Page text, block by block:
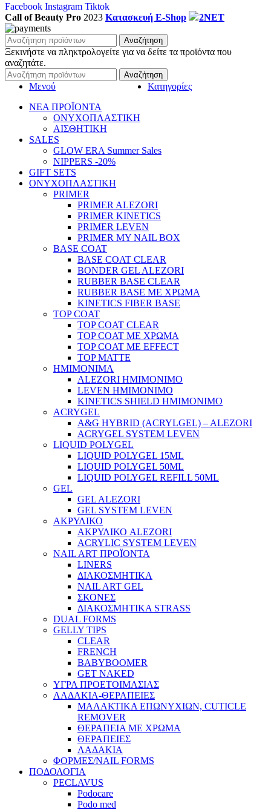
Facebook Instagram Tiktok
Call of Beauty Pro 2023 Κατασκευή E-Shop 2NET
Αναζήτηση
Ξεκινήστε να πληκτρολογείτε για να δείτε τα προϊόντα που
αναζητάτε.
Αναζήτηση
Μενού
Κατηγορίες
ΝΕΑ ΠΡΟΪΟΝΤΑ
ΟΝΥΧΟΠΛΑΣΤΙΚΗ
ΑΙΣΘΗΤΙΚΗ
SALES
GLOW ERA Summer Sales
NIPPERS -20%
GIFT SETS
ΟΝΥΧΟΠΛΑΣΤΙΚΗ
PRIMER
PRIMER ALEZORI
PRIMER KINETICS
PRIMER LEVEN
PRIMER MY NAIL BOX
BASE COAT
BASE COAT CLEAR
BONDER GEL ALEZORI
RUBBER BASE CLEAR
RUBBER BASE ΜΕ ΧΡΩΜΑ
KINETICS FIBER BASE
TOP COAT
TOP COAT CLEAR
TOP COAT ΜΕ ΧΡΩΜΑ
TOP COAT ΜΕ EFFECT
TOP MATTE
ΗΜΙΜΟΝΙΜΑ
ALEZORI ΗΜΙΜΟΝΙΜΟ
LEVEN ΗΜΙΜΟΝΙΜΟ
KINETICS SHIELD ΗΜΙΜΟΝΙΜΟ
ACRYGEL
A&G HYBRID (ACRYLGEL) – ALEZORI
ACRYGEL SYSTEM LEVEN
LIQUID POLYGEL
LIQUID POLYGEL 15ML
LIQUID POLYGEL 50ML
LIQUID POLYGEL REFILL 50ML
GEL
GEL ALEZORI
GEL SYSTEM LEVEN
ΑΚΡΥΛΙΚΟ
ΑΚΡΥΛΙΚΟ ALEZORI
ACRYLIC SYSTEM LEVEN
NAIL ART ΠΡΟΪΟΝΤΑ
LINERS
ΔΙΑΚΟΣΜΗΤΙΚΑ
NAIL ART GEL
ΣΚΟΝΕΣ
ΔΙΑΚΟΣΜΗΤΙΚΑ STRASS
DUAL FORMS
GELLY TIPS
CLEAR
FRENCH
BABYBOOMER
GET NAKED
ΥΓΡΑ ΠΡΟΕΤΟΙΜΑΣΙΑΣ
ΛΑΔΑΚΙΑ-ΘΕΡΑΠΕΙΕΣ
ΜΑΛΑΚΤΙΚΑ ΕΠΩΝΥΧΙΩΝ, CUTICLE
REMOVER
ΘΕΡΑΠΕΙΑ ΜΕ ΧΡΩΜΑ
ΘΕΡΑΠΕΙΕΣ
ΛΑΔΑΚΙΑ
ΦΟΡΜΕΣ/NAIL FORMS
ΠΟΔΟΛΟΓΙΑ
PECLAVUS
Podocare
Podo med